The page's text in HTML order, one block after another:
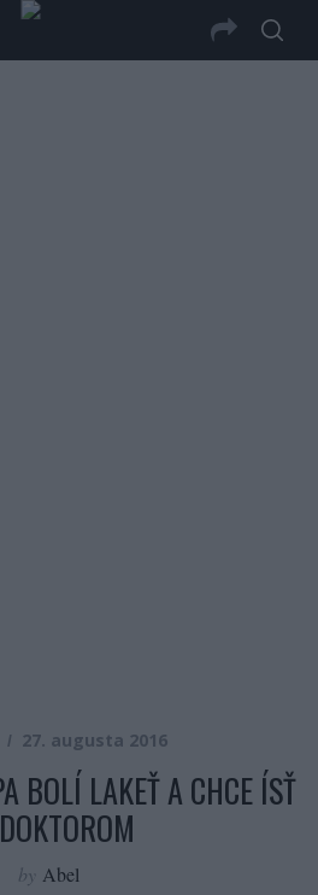
27. augusta 2016
BOLÍ LAKEŤ A CHCE ÍSŤ
by Abel